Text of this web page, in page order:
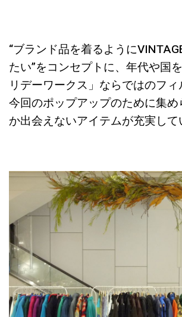
“ブランド品を着るように
たい”をコンセプトに、年代や国
リデーワークス」ならではのフィ
今回のポップアップのために集め
か出会えないアイテムが充実して